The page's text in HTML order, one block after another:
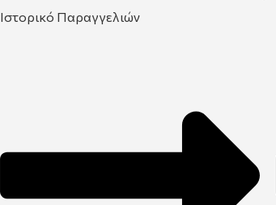
Ιστορικό Παραγγελιών